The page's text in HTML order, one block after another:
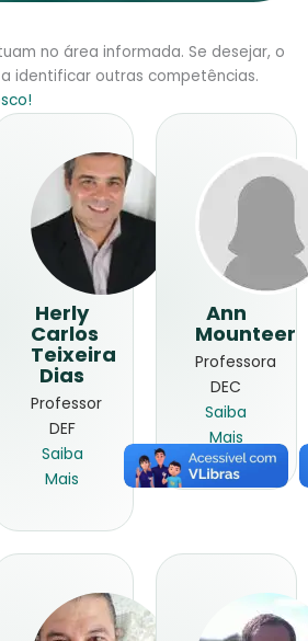
no área informada. Se desejar, o
a identificar outras competências.
Herly
Carlos
Teixeira
Dias
Professor
DEF
Saiba
Mais
Ann
Mounteer
Professora
DEC
Saiba
Mais